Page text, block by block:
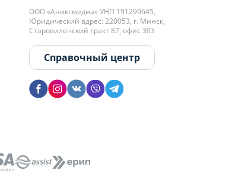
ООО «Аниксмедиа» УНП 191299645,
Юридический адрес: 220053, г. Минск,
Старовиленский тракт 87, офис 303
Справочный центр